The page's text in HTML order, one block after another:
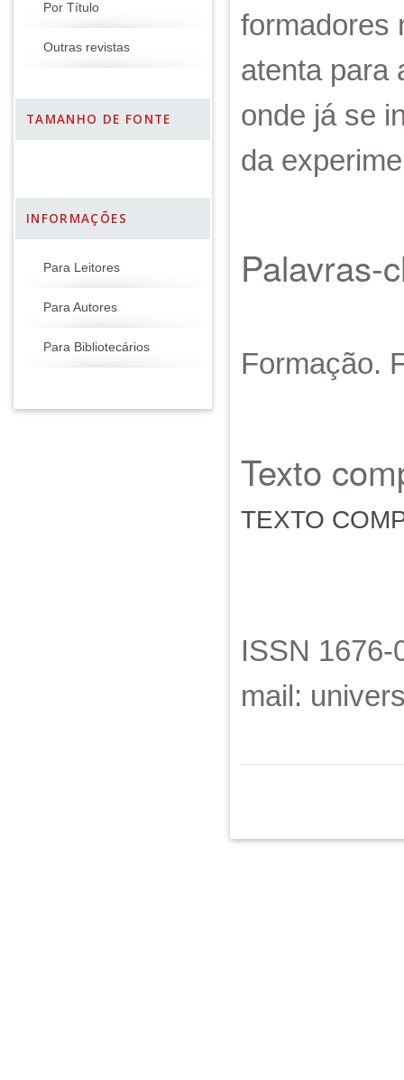
Por Título
Outras revistas
TAMANHO DE FONTE
INFORMAÇÕES
Para Leitores
Para Autores
Para Bibliotecários
formadores
atenta para
onde já se
da
Palavras-
Formação.
Texto
TEXTO
ISSN
mail: